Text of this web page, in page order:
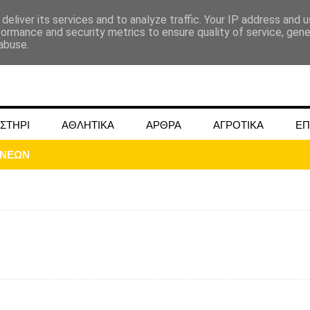
ΑΘΛΗΤΙΚΑ ΑΡΘΡΑ ΑΓΡΟΤΙΚΑ
ΓΙΑ ΜΑΙΟ ΚΑΙ ΙΟΥΝΙΟ 2024
its services and to analyze traffic. Your IP address and
and security metrics to ensure quality of service,